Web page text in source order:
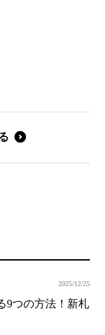
2025/12/25
9つの方法！新札